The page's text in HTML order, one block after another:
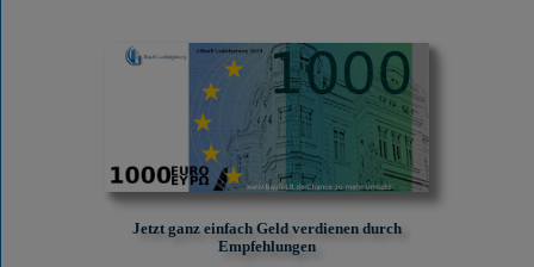
Jetzt ganz einfach Geld verdienen durch
Empfehlungen